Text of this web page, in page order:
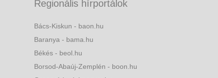
Regionális hírportálok
Bács-Kiskun - baon.hu
Baranya - bama.hu
Békés - beol.hu
Borsod-Abaúj-Zemplén - boon.hu